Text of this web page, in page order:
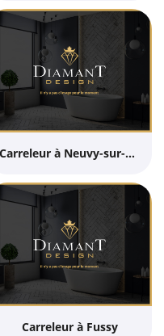
Carreleur à Neuvy-sur-Barangeon
Carreleur à Fussy